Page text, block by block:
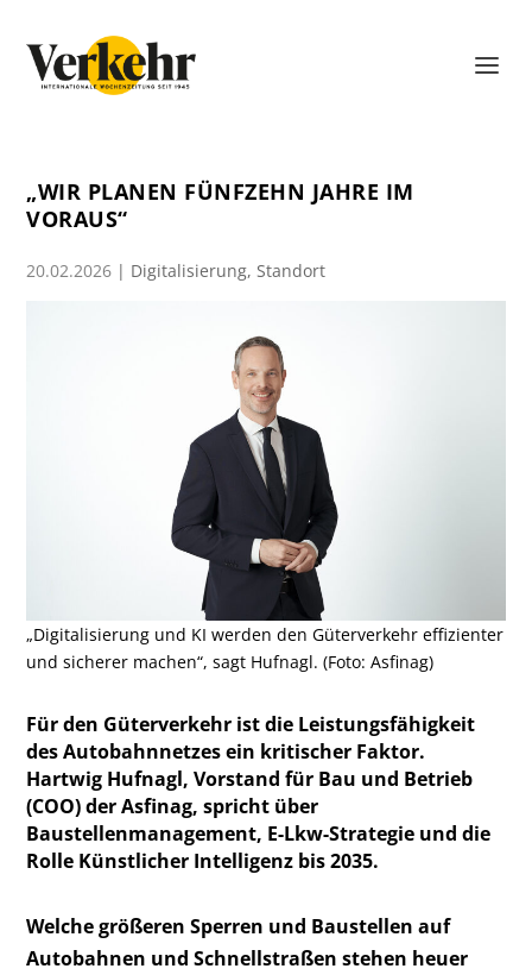
„WIR PLANEN FÜNFZEHN JAHRE IM
VORAUS“
20.02.2026 | Digitalisierung,Standort
„Digitalisierung und KI werden den Güterverkehr effizienter
und sicherer machen“, sagt Hufnagl. (Foto: Asfinag)
Für den Güterverkehr ist die Leistungsfähigkeit
des Autobahnnetzes ein kritischer Faktor.
Hartwig Hufnagl, Vorstand für Bau und Betrieb
(COO) der Asfinag, spricht über
Baustellenmanagement, E-Lkw-Strategie und die
Rolle Künstlicher Intelligenz bis 2035.
Welche größeren Sperren und Baustellen auf
Autobahnen und Schnellstraßen stehen heuer